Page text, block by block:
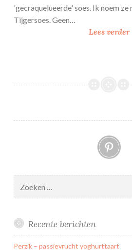
'gecraquelueerde' soes. Ik noem ze
Tijgersoes. Geen…
Lees verderC
i
i
naar:
Recente berichten
Perzik – passievrucht yoghurttaart